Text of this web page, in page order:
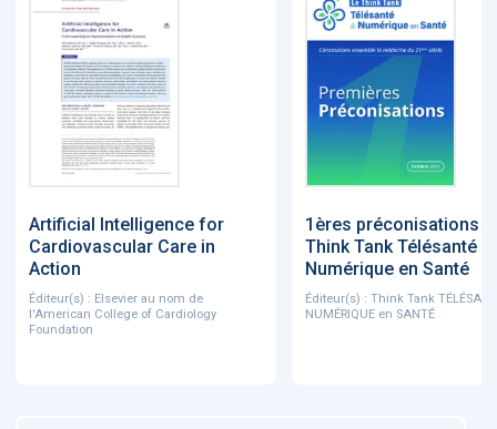
Artificial Intelligence for
Cardiovascular Care in
Action
Éditeur(s) : Elsevier au nom de
l'American College of Cardiology
Foundation
1ères préconisations
Think Tank Télésanté et
Numérique en Santé
Éditeur(s) : Think Tank
NUMÉRIQUE en SANTÉ